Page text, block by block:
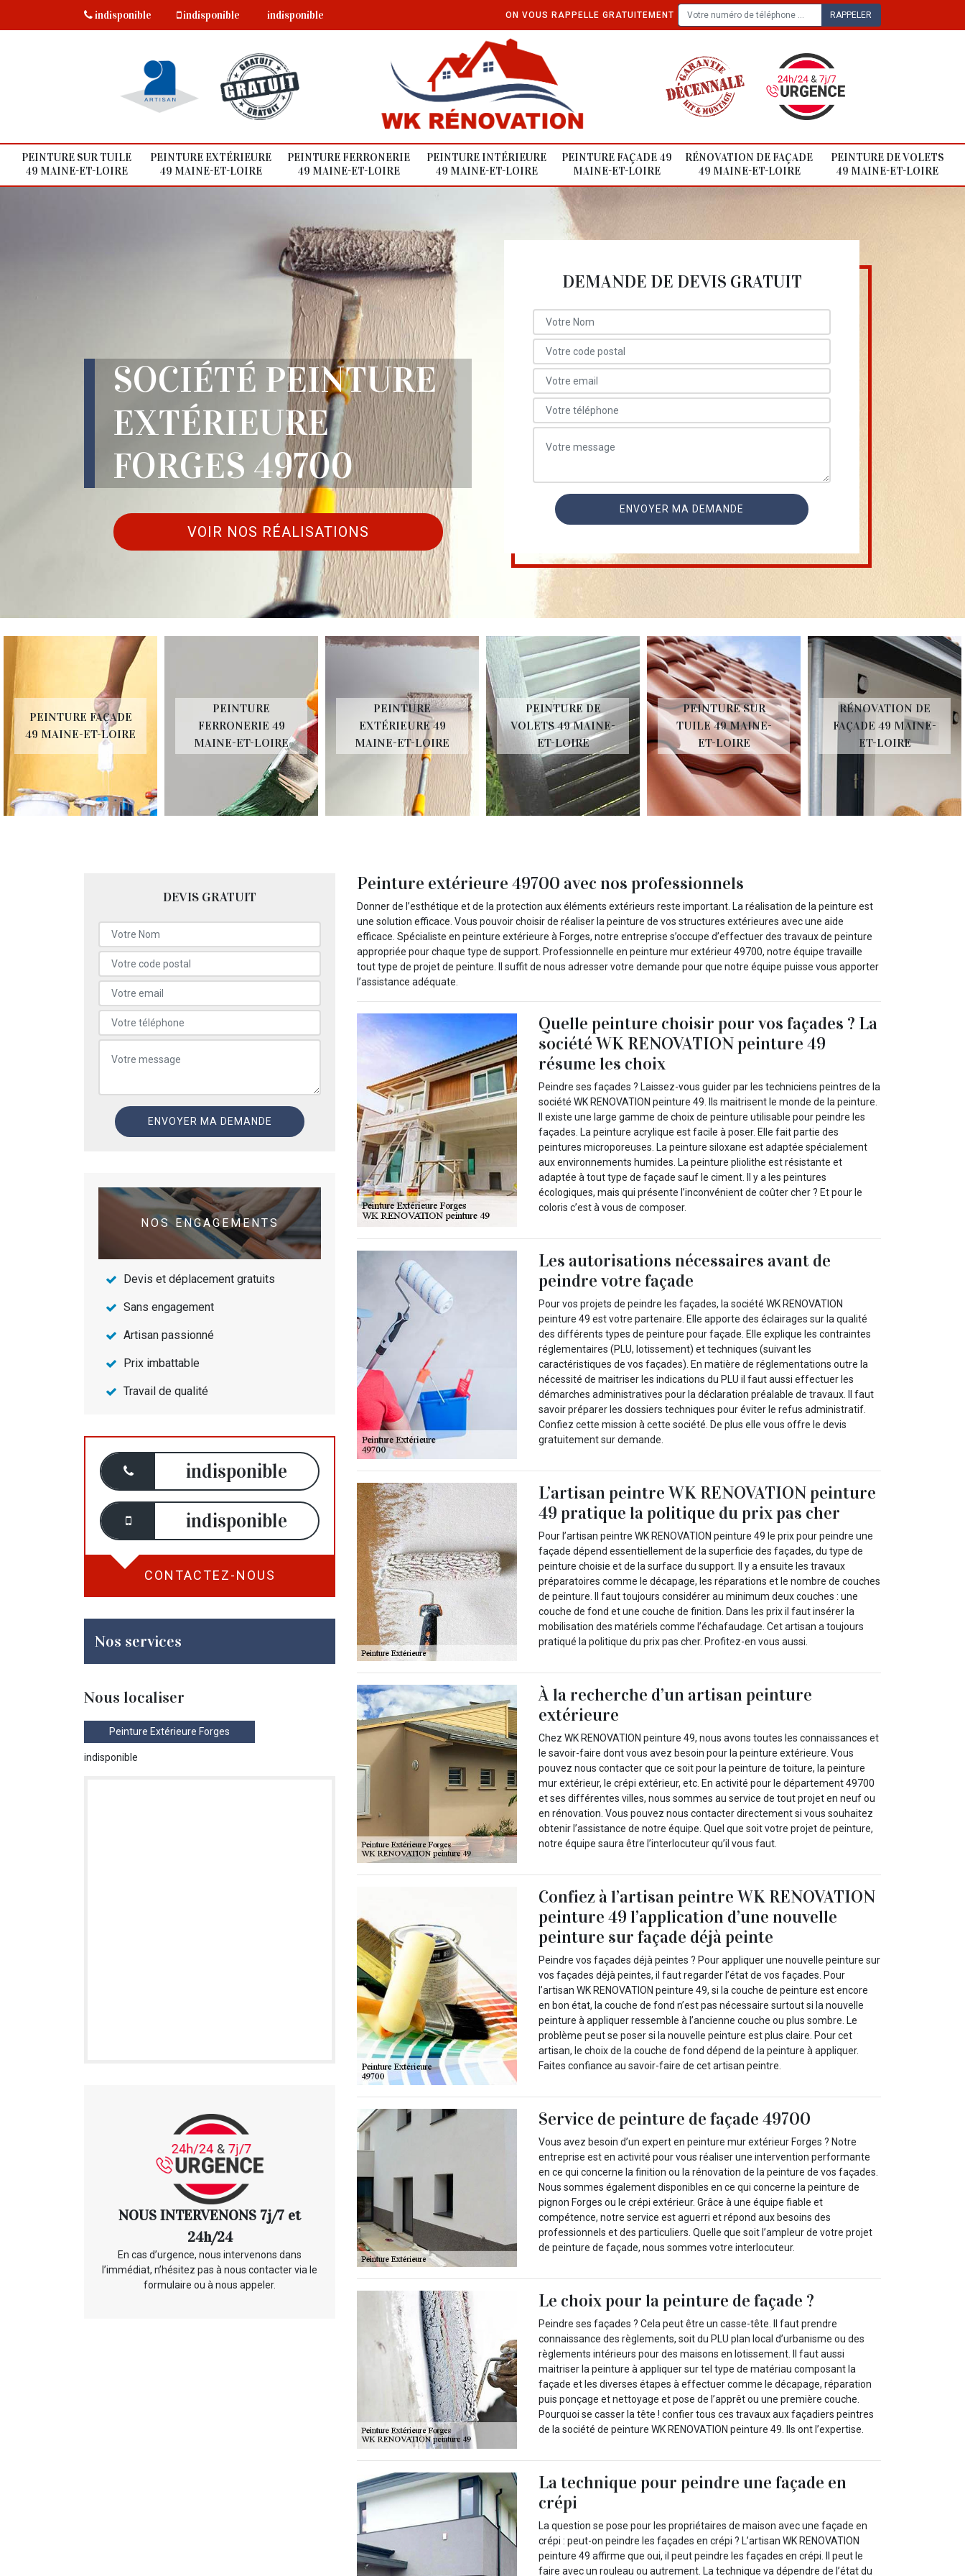
indisponible indisponible indisponible ON VOUS RAPPELLE GRATUITEMENT
PEINTURE SUR TUILE
49 MAINE-ET-LOIRE
PEINTURE EXTÉRIEURE
49 MAINE-ET-LOIRE
PEINTURE FERRONERIE
49 MAINE-ET-LOIRE
PEINTURE INTÉRIEURE
49 MAINE-ET-LOIRE
PEINTURE FAÇADE 49
MAINE-ET-LOIRE
RÉNOVATION DE FAÇADE
49 MAINE-ET-LOIRE
PEINTURE DE VOLETS
49 MAINE-ET-LOIRE
SOCIÉTÉ PEINTURE
EXTÉRIEURE
FORGES 49700
VOIR NOS RÉALISATIONS
DEMANDE DE DEVIS GRATUIT
PEINTURE FAÇADE
49 MAINE-ET-LOIRE
PEINTURE
FERRONERIE 49
MAINE-ET-LOIRE
PEINTURE
EXTÉRIEURE 49
MAINE-ET-LOIRE
PEINTURE DE
VOLETS 49 MAINE-
ET-LOIRE
PEINTURE SUR
TUILE 49 MAINE-
ET-LOIRE
RÉNOVATION DE
FAÇADE 49 MAINE-
ET-LOIRE
DEVIS GRATUIT
NOS ENGAGEMENTS
Devis et déplacement gratuits
Sans engagement
Artisan passionné
Prix imbattable
Travail de qualité
indisponible
indisponible
CONTACTEZ-NOUS
Nos services
Nous localiser
Peinture Extérieure Forges
indisponible
NOUS INTERVENONS 7j/7 et
24h/24
En cas d’urgence, nous intervenons dans
l’immédiat, n’hésitez pas à nous contacter via le
formulaire ou à nous appeler.
Peinture extérieure 49700 avec nos professionnels
Donner de l’esthétique et de la protection aux éléments extérieurs reste important. La réalisation de la peinture est
une solution efficace. Vous pouvoir choisir de réaliser la peinture de vos structures extérieures avec une aide
efficace. Spécialiste en peinture extérieure à Forges, notre entreprise s’occupe d’effectuer des travaux de peinture
appropriée pour chaque type de support. Professionnelle en peinture mur extérieur 49700, notre équipe travaille
tout type de projet de peinture. Il suffit de nous adresser votre demande pour que notre équipe puisse vous apporter
l’assistance adéquate.
Quelle peinture choisir pour vos façades ? La
société WK RENOVATION peinture 49
résume les choix
Peindre ses façades ? Laissez-vous guider par les techniciens peintres de la
société WK RENOVATION peinture 49. Ils maitrisent le monde de la peinture.
Il existe une large gamme de choix de peinture utilisable pour peindre les
façades. La peinture acrylique est facile à poser. Elle fait partie des
peintures microporeuses. La peinture siloxane est adaptée spécialement
aux environnements humides. La peinture pliolithe est résistante et
adaptée à tout type de façade sauf le ciment. Il y a les peintures
écologiques, mais qui présente l’inconvénient de coûter cher ? Et pour le
coloris c’est à vous de composer.
Les autorisations nécessaires avant de
peindre votre façade
Pour vos projets de peindre les façades, la société WK RENOVATION
peinture 49 est votre partenaire. Elle apporte des éclairages sur la qualité
des différents types de peinture pour façade. Elle explique les contraintes
réglementaires (PLU, lotissement) et techniques (suivant les
caractéristiques de vos façades). En matière de réglementations outre la
nécessité de maitriser les indications du PLU il faut aussi effectuer les
démarches administratives pour la déclaration préalable de travaux. Il faut
savoir préparer les dossiers techniques pour éviter le refus administratif.
Confiez cette mission à cette société. De plus elle vous offre le devis
gratuitement sur demande.
L’artisan peintre WK RENOVATION peinture
49 pratique la politique du prix pas cher
Pour l’artisan peintre WK RENOVATION peinture 49 le prix pour peindre une
façade dépend essentiellement de la superficie des façades, du type de
peinture choisie et de la surface du support. Il y a ensuite les travaux
préparatoires comme le décapage, les réparations et le nombre de couches
de peinture. Il faut toujours considérer au minimum deux couches : une
couche de fond et une couche de finition. Dans les prix il faut insérer la
mobilisation des matériels comme l’échafaudage. Cet artisan a toujours
pratiqué la politique du prix pas cher. Profitez-en vous aussi.
À la recherche d’un artisan peinture
extérieure
Chez WK RENOVATION peinture 49, nous avons toutes les connaissances et
le savoir-faire dont vous avez besoin pour la peinture extérieure. Vous
pouvez nous contacter que ce soit pour la peinture de toiture, la peinture
mur extérieur, le crépi extérieur, etc. En activité pour le département 49700
et ses différentes villes, nous sommes au service de tout projet en neuf ou
en rénovation. Vous pouvez nous contacter directement si vous souhaitez
obtenir l’assistance de notre équipe. Quel que soit votre projet de peinture,
notre équipe saura être l’interlocuteur qu’il vous faut.
Confiez à l’artisan peintre WK RENOVATION
peinture 49 l’application d’une nouvelle
peinture sur façade déjà peinte
Peindre vos façades déjà peintes ? Pour appliquer une nouvelle peinture sur
vos façades déjà peintes, il faut regarder l’état de vos façades. Pour
l’artisan WK RENOVATION peinture 49, si la couche de peinture est encore
en bon état, la couche de fond n’est pas nécessaire surtout si la nouvelle
peinture à appliquer ressemble à l’ancienne couche ou plus sombre. Le
problème peut se poser si la nouvelle peinture est plus claire. Pour cet
artisan, le choix de la couche de fond dépend de la peinture à appliquer.
Faites confiance au savoir-faire de cet artisan peintre.
Service de peinture de façade 49700
Vous avez besoin d’un expert en peinture mur extérieur Forges ? Notre
entreprise est en activité pour vous réaliser une intervention performante
en ce qui concerne la finition ou la rénovation de la peinture de vos façades.
Nous sommes également disponibles en ce qui concerne la peinture de
pignon Forges ou le crépi extérieur. Grâce à une équipe fiable et
compétence, notre service est aguerri et répond aux besoins des
professionnels et des particuliers. Quelle que soit l’ampleur de votre projet
de peinture de façade, nous sommes votre interlocuteur.
Le choix pour la peinture de façade ?
Peindre ses façades ? Cela peut être un casse-tête. Il faut prendre
connaissance des règlements, soit du PLU plan local d’urbanisme ou des
règlements intérieurs pour des maisons en lotissement. Il faut aussi
maitriser la peinture à appliquer sur tel type de matériau composant la
façade et les diverses étapes à effectuer comme le décapage, réparation
puis ponçage et nettoyage et pose de l’apprêt ou une première couche.
Pourquoi se casser la tête ! confier tous ces travaux aux façadiers peintres
de la société de peinture WK RENOVATION peinture 49. Ils ont l’expertise.
La technique pour peindre une façade en
crépi
La question se pose pour les propriétaires de maison avec une façade en
crépi : peut-on peindre les façades en crépi ? L’artisan WK RENOVATION
peinture 49 affirme que oui, il peut peindre les façades en crépi. Il peut le
faire avec un rouleau ou autrement. La technique va dépendre de l’état du